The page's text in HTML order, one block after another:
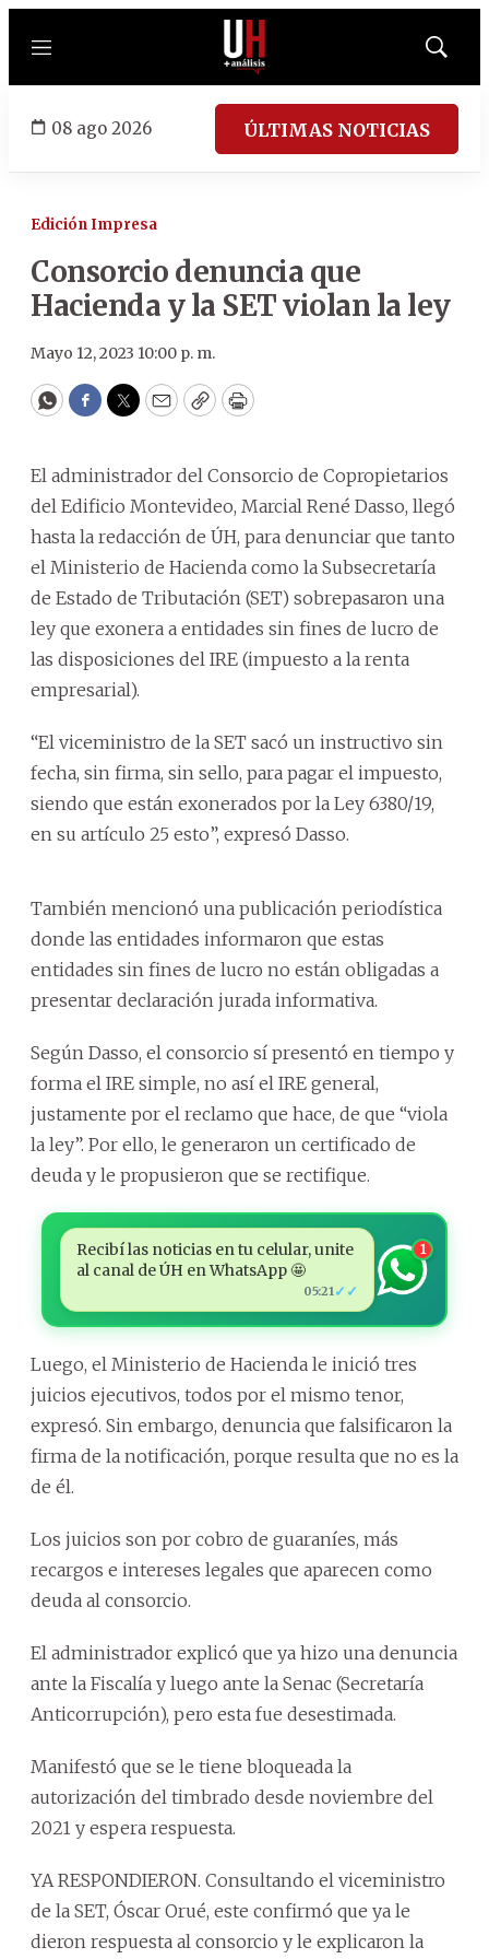
Menú
Mostrar
08 ago 2026 ÚLTIMAS NOTICIAS
Edición Impresa
Consorcio denuncia que
Hacienda y la SET violan la ley
Mayo 12, 2023 10:00 p. m.
WhatsApp
Facebook
Twitter
EmailCopyPrint
El administrador del Consorcio de Copropietarios
del Edificio Montevideo, Marcial René Dasso, llegó
hasta la redacción de ÚH, para denunciar que tanto
el Ministerio de Hacienda como la Subsecretaría
de Estado de Tributación (SET) sobrepasaron una
ley que exonera a entidades sin fines de lucro de
las disposiciones del IRE (impuesto a la renta
empresarial).
“El viceministro de la SET sacó un instructivo sin
fecha, sin firma, sin sello, para pagar el impuesto,
siendo que están exonerados por la Ley 6380/19,
en su artículo 25 esto”, expresó Dasso.
También mencionó una publicación periodística
donde las entidades informaron que estas
entidades sin fines de lucro no están obligadas a
presentar declaración jurada informativa.
Según Dasso, el consorcio sí presentó en tiempo y
forma el IRE simple, no así el IRE general,
justamente por el reclamo que hace, de que “viola
la ley”. Por ello, le generaron un certificado de
deuda y le propusieron que se rectifique.
Recibí las noticias en tu celular, unite
al canal de ÚH en WhatsApp 🤩
05:21✓✓
1
Luego, el Ministerio de Hacienda le inició tres
juicios ejecutivos, todos por el mismo tenor,
expresó. Sin embargo, denuncia que falsificaron la
firma de la notificación, porque resulta que no es la
de él.
Los juicios son por cobro de guaraníes, más
recargos e intereses legales que aparecen como
deuda al consorcio.
El administrador explicó que ya hizo una denuncia
ante la Fiscalía y luego ante la Senac (Secretaría
Anticorrupción), pero esta fue desestimada.
Manifestó que se le tiene bloqueada la
autorización del timbrado desde noviembre del
2021 y espera respuesta.
YA RESPONDIERON. Consultando el viceministro
de la SET, Óscar Orué, este confirmó que ya le
dieron respuesta al consorcio y le explicaron la